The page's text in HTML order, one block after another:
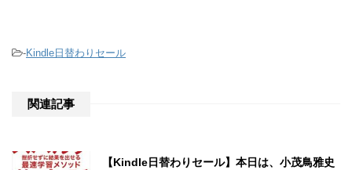
-Kindle日替わりセール
関連記事
【Kindle日替わりセール】本日は、小茂鳥雅史